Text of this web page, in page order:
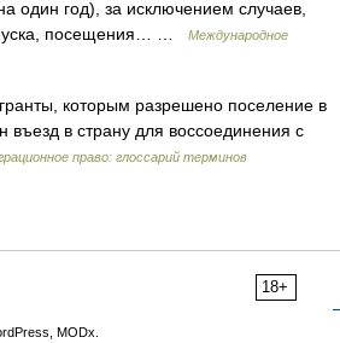
один год), за исключением случаев,
посещения… …
Международное
которым разрешено поселение в
в страну для воссоединения с
право: глоссарий терминов
18+
MODx.